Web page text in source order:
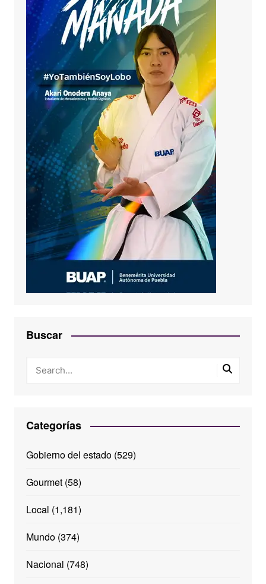
Buscar
Categorías
Gobierno del estado(529)
Gourmet(58)
Local (1,181)
Mundo(374)
Nacional (748)